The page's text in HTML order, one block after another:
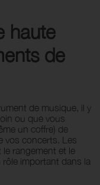
haute
de
de musique, il y
ou que vous
un coffre) de
vos concerts. Les
rangement et le
important dans la